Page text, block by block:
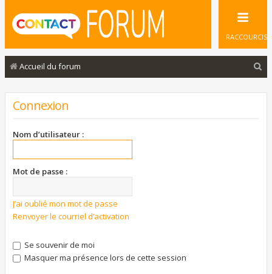
RACCOURCIS
Accueil du forum
Connexion
Nom d’utilisateur :
Mot de passe :
J’ai oublié mon mot de passe
Renvoyer le courriel d’activation
Se souvenir de moi
Masquer ma présence lors de cette session